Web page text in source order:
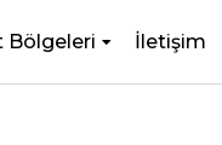
Bölgeleri İletişim